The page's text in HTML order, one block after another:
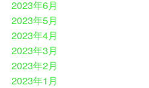
2023年6月
2023年5月
2023年4月
2023年3月
2023年2月
2023年1月